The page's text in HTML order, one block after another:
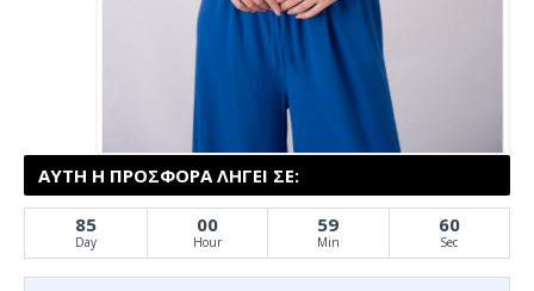
ΑΥΤΉ Η ΠΡΟΣΦΟΡΆ ΛΉΓΕΙ ΣΕ:
85
Day
00
Hour
59
Min
60
Sec